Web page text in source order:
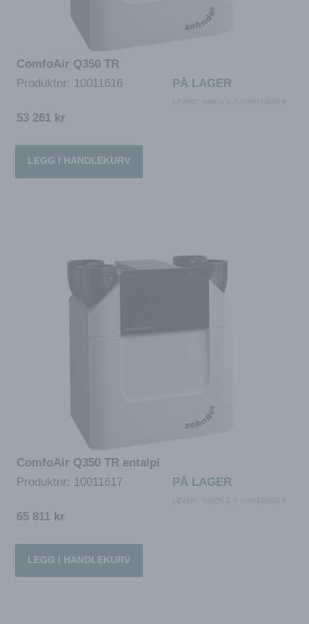
ComfoAir Q350 TR
Produktnr: 10011616 PÅ LAGER
LEVERT INNEN 2–5 VIRKEDAGER
53 261 kr
LEGG I HANDLEKURV
ComfoAir Q350 TR entalpi
Produktnr: 10011617 PÅ LAGER
LEVERT INNEN 2–5 VIRKEDAGER
65 811 kr
LEGG I HANDLEKURV